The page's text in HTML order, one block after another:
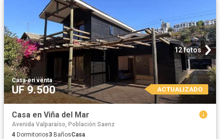
12 fotos
Casa·en venta
UF 9.500 ACTUALIZADO
Casa en Viña del Mar
Avenida Valparaíso, Población Saenz
4 Dormitorios3 BañosCasa